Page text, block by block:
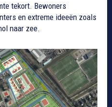
tekort. Bewoners
en extreme ideeën zoals
naar zee.